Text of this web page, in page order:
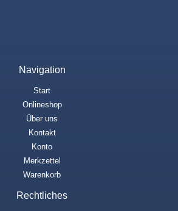
Navigation
Start
Onlineshop
Über uns
Kontakt
Konto
Merkzettel
Warenkorb
Rechtliches